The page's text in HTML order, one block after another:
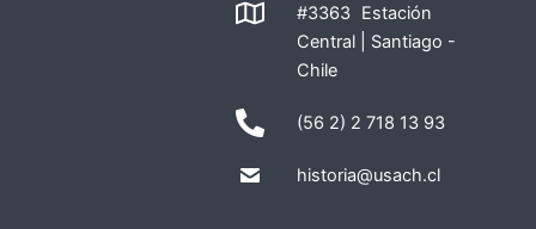
#3363 Estación
Central | Santiago -
Chile
(56 2) 2 718 13 93
historia@usach.cl